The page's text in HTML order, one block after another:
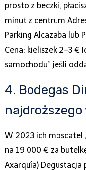
prosto z beczki,
minut z centrum
Parking Alcazaba lub
Cena: kieliszek 2–3 €
samochodu” jeśli
4. Bodegas
najdroższego
W 2023 ich moscatel
na 19 000 € za
Axarquía) Degustacja